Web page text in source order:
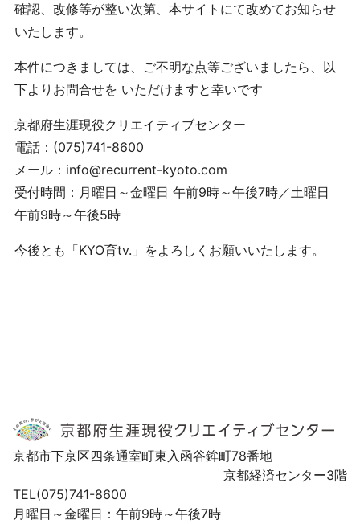
確認、改修等が整い次第、本サイトにて改めてお知らせ
いたします。
本件につきましては、ご不明な点等ございましたら、以
下よりお問合せを いただけますと幸いです
京都府生涯現役クリエイティブセンター
電話：(075)741-8600
メール：info@recurrent-kyoto.com
受付時間：月曜日～金曜日 午前9時～午後7時／土曜日
午前9時～午後5時
今後とも「KYO育tv.」をよろしくお願いいたします。
京都市下京区四条通室町東入函谷鉾町78番地
京都経済センター3階
TEL(075)741-8600
月曜日～金曜日：午前9時～午後7時